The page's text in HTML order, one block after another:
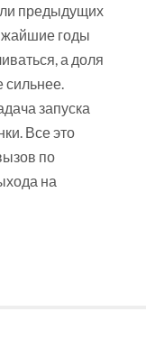
предыдущих
годы
а доля
сильнее.
запуска
Все это
по
на